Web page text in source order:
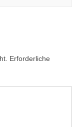
Erforderliche